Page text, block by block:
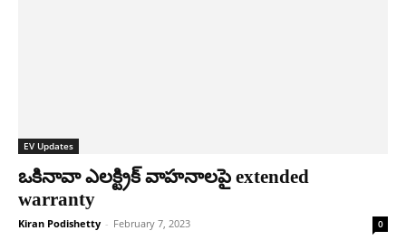
EV Updates
ఒకినావా ఎల‌క్ట్రిక్ వాహ‌నాల‌పై extended
warranty
Kiran Podishetty - February 7, 2023 0